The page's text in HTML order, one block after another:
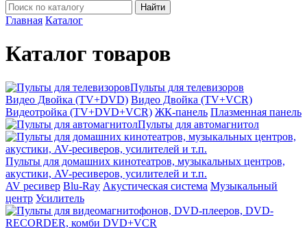
Найти
Главная Каталог
Каталог товаров
Пульты для телевизоров
Видео Двойка (TV+DVD) Видео Двойка (TV+VCR)
Видеотройка (TV+DVD+VCR) ЖК-панель Плазменная панель
Пульты для автомагнитол
Пульты для домашних кинотеатров, музыкальных центров,
акустики, AV-ресиверов, усилителей и т.п.
AV ресивер Blu-Ray Акустическая система Музыкальный
центр Усилитель